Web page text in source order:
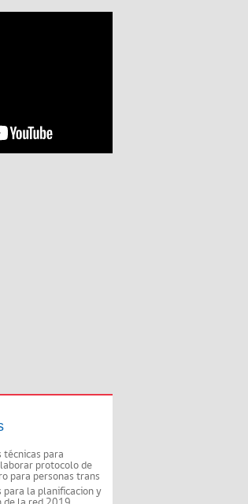
para
protocolo de
para personas trans
para la planificacion y